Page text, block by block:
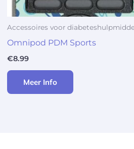
Accessoires voor
Omnipod PDM Sports
€8.99
Meer Info